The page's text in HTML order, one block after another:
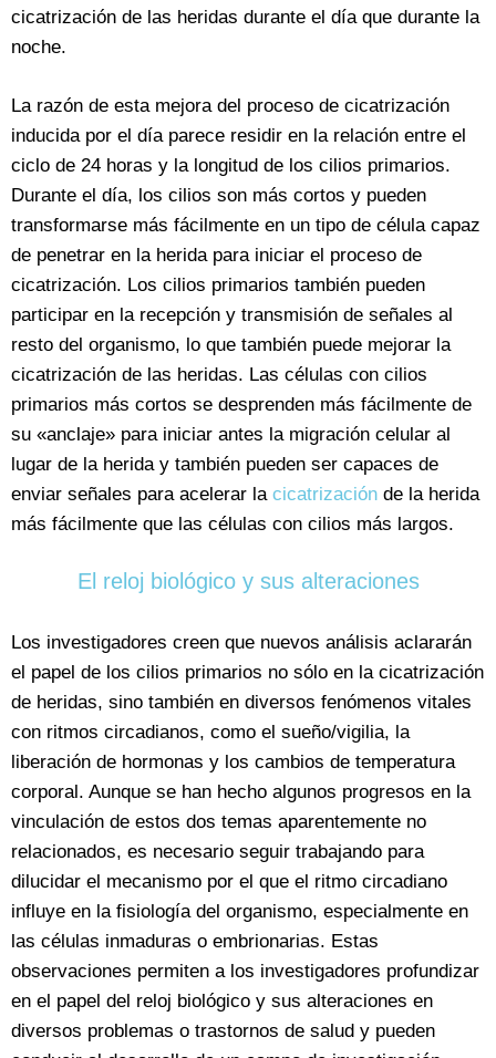
cicatrización de las heridas durante el día que durante la
noche.
La razón de esta mejora del proceso de cicatrización
inducida por el día parece residir en la relación entre el
ciclo de 24 horas y la longitud de los cilios primarios.
Durante el día, los cilios son más cortos y pueden
transformarse más fácilmente en un tipo de célula capaz
de penetrar en la herida para iniciar el proceso de
cicatrización. Los cilios primarios también pueden
participar en la recepción y transmisión de señales al
resto del organismo, lo que también puede mejorar la
cicatrización de las heridas. Las células con cilios
primarios más cortos se desprenden más fácilmente de
su «anclaje» para iniciar antes la migración celular al
lugar de la herida y también pueden ser capaces de
enviar señales para acelerar la cicatrización de la herida
más fácilmente que las células con cilios más largos.
El reloj biológico y sus alteraciones
Los investigadores creen que nuevos análisis aclararán
el papel de los cilios primarios no sólo en la cicatrización
de heridas, sino también en diversos fenómenos vitales
con ritmos circadianos, como el sueño/vigilia, la
liberación de hormonas y los cambios de temperatura
corporal. Aunque se han hecho algunos progresos en la
vinculación de estos dos temas aparentemente no
relacionados, es necesario seguir trabajando para
dilucidar el mecanismo por el que el ritmo circadiano
influye en la fisiología del organismo, especialmente en
las células inmaduras o embrionarias. Estas
observaciones permiten a los investigadores profundizar
en el papel del reloj biológico y sus alteraciones en
diversos problemas o trastornos de salud y pueden